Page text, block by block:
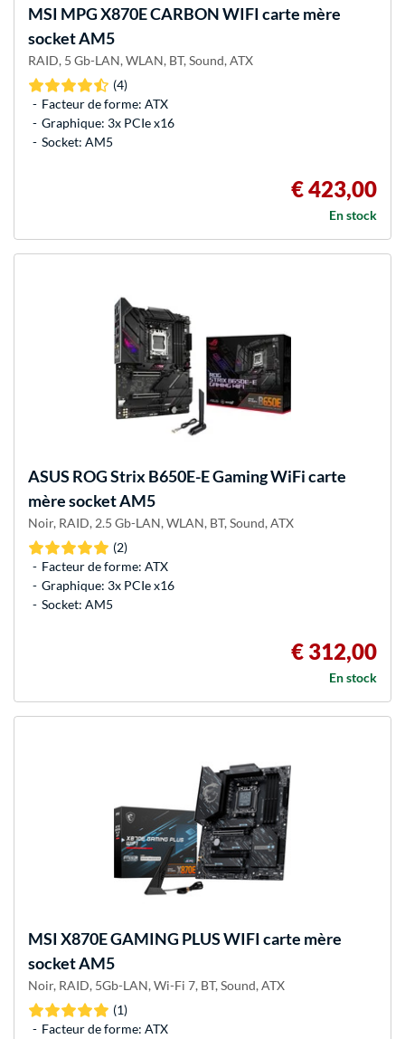
MSI MPG X870E CARBON WIFI carte mère
socket AM5
RAID, 5 Gb-LAN, WLAN, BT, Sound, ATX
(4)
Facteur de forme: ATX
Graphique: 3x PCIe x16
Socket: AM5
€ 423,00
En stock
ASUS ROG Strix B650E-E Gaming WiFi carte
mère socket AM5
Noir, RAID, 2.5 Gb-LAN, WLAN, BT, Sound, ATX
(2)
Facteur de forme: ATX
Graphique: 3x PCIe x16
Socket: AM5
€ 312,00
En stock
MSI X870E GAMING PLUS WIFI carte mère
socket AM5
Noir, RAID, 5Gb-LAN, Wi-Fi 7, BT, Sound, ATX
(1)
Facteur de forme: ATX